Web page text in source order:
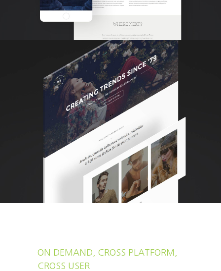
ON DEMAND, CROSS PLATFORM,
CROSS USER